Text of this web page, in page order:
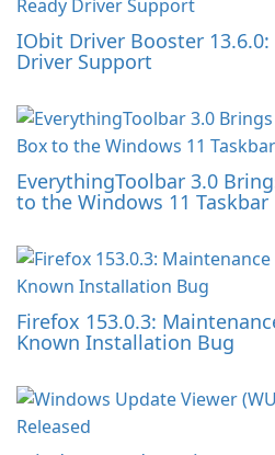
IObit Driver Booster 13.6.0:
Driver Support
EverythingToolbar 3.0
to the Windows 11 Taskbar
Firefox 153.0.3:
Known Installation Bug